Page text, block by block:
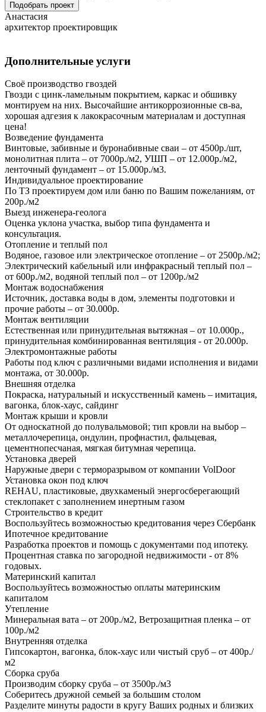
Подобрать проект
Анастасия
архитектор проектировщик
Дополнительные услуги
Своё производство гвоздей
Гвозди с цинк-ламельным покрытием, каркас и обшивку
монтируем на них. Высочайшие антикоррозионные св-ва,
хорошая адгезия к лакокрасочным материалам и доступная
цена!
Возведение фундамента
Винтовые, забивные и буронабивные сваи – от 4500р./шт,
монолитная плита – от 7000р./м2, УШП – от 12.000р./м2,
ленточный фундамент – от 15.000р./м3.
Индивидуальное проектирование
По ТЗ проектируем дом или баню по Вашим пожеланиям, от
200р./м2
Выезд инженера-геолога
Оценка уклона участка, выбор типа фундамента и
консультация.
Отопление и теплый пол
Водяное, газовое или электрическое отопление – от 2500р./м2;
Электрический кабельный или инфракрасный теплый пол –
от 600р./м2, водяной теплый пол – от 1200р./м2
Монтаж водоснабжения
Источник, доставка воды в дом, элементы подготовки и
прочие работы – от 30.000р.
Монтаж вентиляции
Естественная или принудительная вытяжная – от 10.000р.,
принудительная комбинированная вентиляция - от 20.000р.
Электромонтажные работы
Работы под ключ с различными видами исполнения и видами
монтажа, от 30.000р.
Внешняя отделка
Покраска, натуральный и искусственный камень – имитация,
вагонка, блок-хаус, сайдинг
Монтаж крыши и кровли
От односкатной до полувальмовой; тип кровли на выбор –
металлочерепица, ондулин, профнастил, фальцевая,
цементнопесчаная, мягкая битумная черепица.
Установка дверей
Наружные двери с терморазрывом от компании VolDoor
Установка окон под ключ
REHAU, пластиковые, двухкаменый энергосберегающий
стеклопакет с заполнением инертным газом
Строительство в кредит
Воспользуйтесь возможностью кредитования через Сбербанк
Ипотечное кредитование
Разработка проектов и помощь с документами под ипотеку.
Процентная ставка по загородной недвижимости - от 8%
годовых.
Материнский капитал
Воспользуйтесь возможностью оплаты материнским
капиталом
Утепление
Минеральная вата – от 200р./м2, Ветрозащитная пленка – от
100р./м2
Внутренняя отделка
Гипсокартон, вагонка, блок-хаус или чистый сруб – от 400р./
м2
Сборка сруба
Производим сборку сруба – от 3500р./м3
Соберитесь дружной семьей за большим столом
Разделите минуты радости в кругу Ваших родных и близких